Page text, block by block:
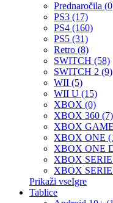
Prednaročila
PS3 (17)
PS4 (160)
PS5 (31)
Retro (8)
SWITCH (58)
SWITCH 2 (9)
WII (5)
WII U (15)
XBOX (0)
XBOX 360 (7)
XBOX GAME
XBOX ONE
XBOX ONE
XBOX
XBOX
Prikaži vseIgre
Tablice